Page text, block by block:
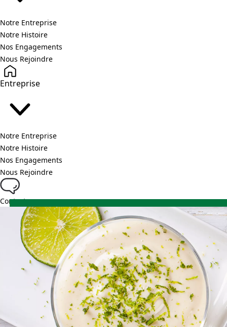
Notre Entreprise
Notre Histoire
Nos Engagements
Nous Rejoindre
Entreprise
Notre Entreprise
Notre Histoire
Nos Engagements
Nous Rejoindre
Contact